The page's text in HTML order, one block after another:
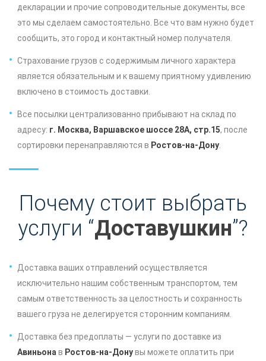
декларации и прочие сопроводительные документы, все
это мы сделаем самостоятельно. Все что вам нужно будет
сообщить, это город и контактный номер получателя.
Страхование грузов с содержимым личного характера
является обязательным и к вашему приятному удивлению
включено в стоимость доставки.
Все посылки централизованно прибывают на склад по
адресу: г. Москва, Варшавское шоссе 28А, стр.15, после
сортировки перенаправляются в Ростов-на-Дону
Почему стоит выбрать
услуги “Доставушкин”?
Доставка ваших отправлений осуществляется
исключительно нашим собственным транспортом, тем
самым ответственность за целостность и сохранность
вашего груза не делегируется сторонним компаниям.
Доставка без предоплаты — услуги по доставке из
Авиньона в Ростов-на-Донувы можете оплатить при